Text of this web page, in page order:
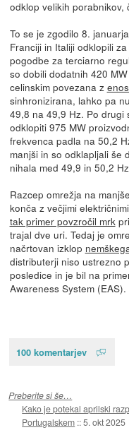
odklop velikih
To se je zgodilo 8.
Franciji in Italiji odklopili
pogodbe za terciarno
so dobili dodatnih 420
celinskim povezana z
sinhronizirana, lahko pa
49,8 na 49,9 Hz. Po drugi
odklopiti 975 MW
frekvenca padla na 50,2
manjši in so odklapljali še
nihala med 49,9 in 50,2
Razcep omrežja na
konča z večjimi
tak primer povzročil mrk
trajal dve uri. Tedaj je
načrtovan izklop
distributerji niso ustrezno
posledice in je bil na
Awareness System (EAS).
100 komentarjev
Preberite si še…
Kako je potekal aprilski
Portugalskem ::5. okt 2025